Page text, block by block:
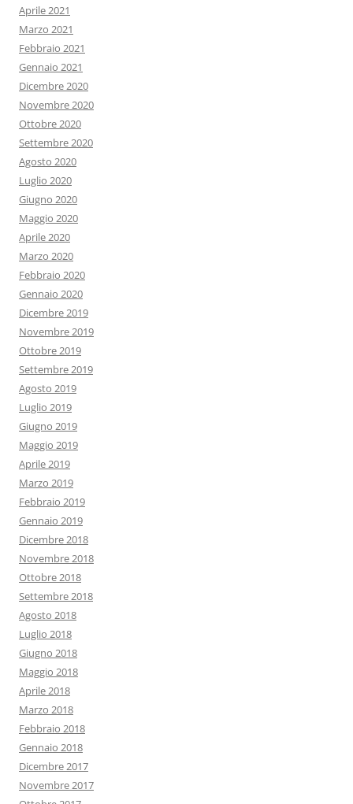
Aprile 2021
Marzo 2021
Febbraio 2021
Gennaio 2021
Dicembre 2020
Novembre 2020
Ottobre 2020
Settembre 2020
Agosto 2020
Luglio 2020
Giugno 2020
Maggio 2020
Aprile 2020
Marzo 2020
Febbraio 2020
Gennaio 2020
Dicembre 2019
Novembre 2019
Ottobre 2019
Settembre 2019
Agosto 2019
Luglio 2019
Giugno 2019
Maggio 2019
Aprile 2019
Marzo 2019
Febbraio 2019
Gennaio 2019
Dicembre 2018
Novembre 2018
Ottobre 2018
Settembre 2018
Agosto 2018
Luglio 2018
Giugno 2018
Maggio 2018
Aprile 2018
Marzo 2018
Febbraio 2018
Gennaio 2018
Dicembre 2017
Novembre 2017